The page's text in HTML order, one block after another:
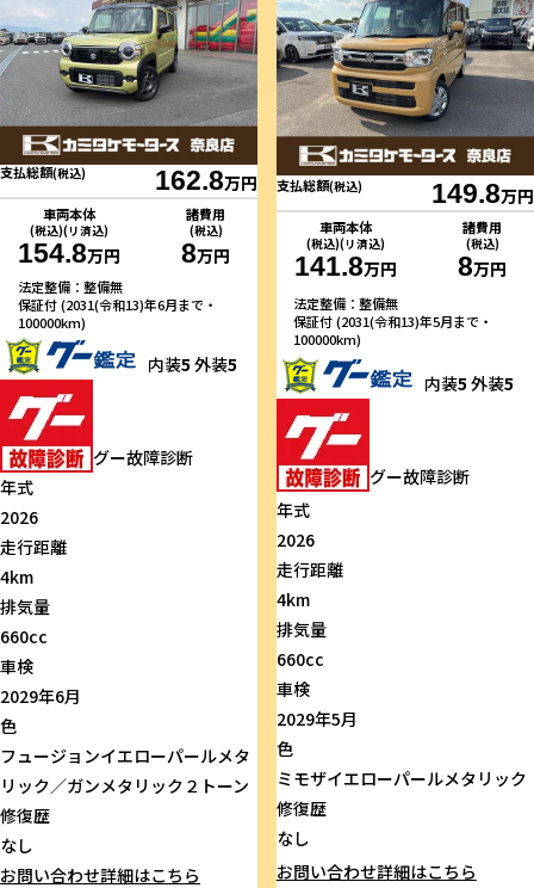
支払総額(税込) 162.8万円
車両本体
(税込)(リ済込)
154.8万円
諸費用
(税込)
8万円
法定整備：整備無
保証付 (2031(令和13)年6月まで・
100000km)
内装5 外装5
グー故障診断
年式
2026
走行距離
4km
排気量
660cc
車検
2029年6月
色
フュージョンイエローパールメタ
リック／ガンメタリック２トーン
修復歴
なし
お問い合わせ詳細はこちら
支払総額(税込) 149.8万円
車両本体
(税込)(リ済込)
141.8万円
諸費用
(税込)
8万円
法定整備：整備無
保証付 (2031(令和13)年5月まで・
100000km)
内装5 外装5
グー故障診断
年式
2026
走行距離
4km
排気量
660cc
車検
2029年5月
色
ミモザイエローパールメタリック
修復歴
なし
お問い合わせ詳細はこちら